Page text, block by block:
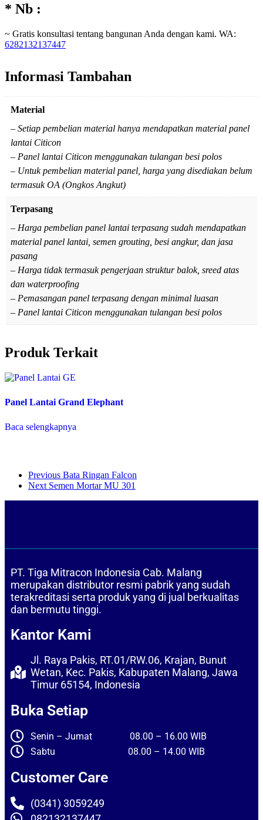
* Nb :
~ Gratis konsultasi tentang bangunan Anda dengan kami. WA:
6282132137447
Informasi Tambahan
Material
– Setiap pembelian material hanya mendapatkan material panel
lantai Citicon
– Panel lantai Citicon menggunakan tulangan besi polos
– Untuk pembelian material panel, harga yang disediakan belum
termasuk OA (Ongkos Angkut)
Terpasang
– Harga pembelian panel lantai terpasang sudah mendapatkan
material panel lantai, semen grouting, besi angkur, dan jasa
pasang
– Harga tidak termasuk pengerjaan struktur balok, sreed atas
dan waterproofing
– Pemasangan panel terpasang dengan minimal luasan
– Panel lantai Citicon menggunakan tulangan besi polos
Produk Terkait
Panel Lantai Grand Elephant
Baca selengkapnya
Previous Bata Ringan Falcon
Next Semen Mortar MU 301
PT. Tiga Mitracon Indonesia Cab. Malang
merupakan distributor resmi pabrik yang sudah
terakreditasi serta produk yang di jual berkualitas
dan bermutu tinggi.
Kantor Kami
Jl. Raya Pakis, RT.01/RW.06, Krajan, Bunut
Wetan, Kec. Pakis, Kabupaten Malang, Jawa
Timur 65154, Indonesia
Buka Setiap
Senin – Jumat 08.00 – 16.00 WIB
Sabtu 08.00 – 14.00 WIB
Customer Care
(0341) 3059249